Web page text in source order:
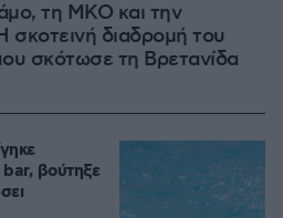
τη ΜΚΟ και την
σκοτεινή διαδρομή του
σκότωσε τη Βρετανίδα
βούτηξε